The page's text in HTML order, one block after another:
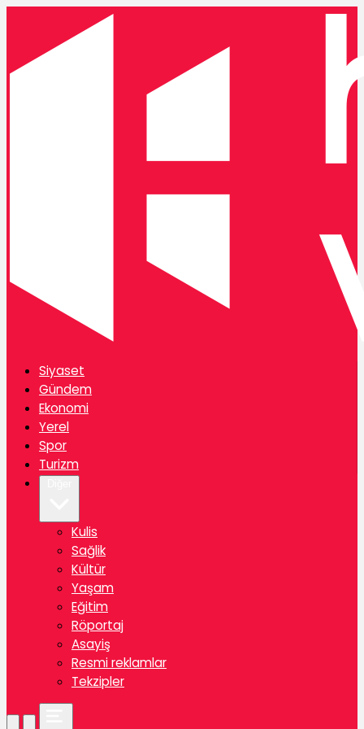
Siyaset
Gündem
Ekonomi
Yerel
Spor
Turizm
Kulis
Sağlik
Kültür
Yaşam
Eğitim
Röportaj
Asayiş
Resmi reklamlar
Tekzipler